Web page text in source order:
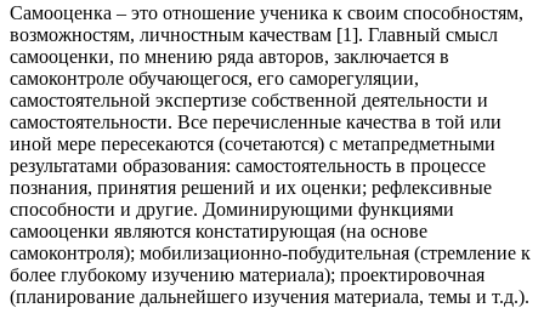
Самооценка – это отношение ученика к своим способностям,
возможностям, личностным качествам [1]. Главный смысл
самооценки, по мнению ряда авторов, заключается в
самоконтроле обучающегося, его саморегуляции,
самостоятельной экспертизе собственной деятельности и
самостоятельности. Все перечисленные качества в той или
иной мере пересекаются (сочетаются) с метапредметными
результатами образования: самостоятельность в процессе
познания, принятия решений и их оценки; рефлексивные
способности и другие. Доминирующими функциями
самооценки являются констатирующая (на основе
самоконтроля); мобилизационно-побудительная (стремление к
более глубокому изучению материала); проектировочная
(планирование дальнейшего изучения материала, темы и т.д.).